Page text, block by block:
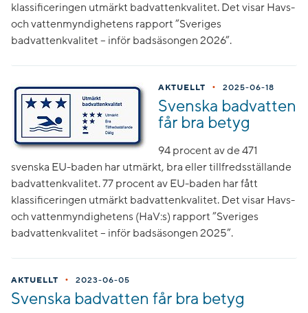
klassificeringen utmärkt badvattenkvalitet. Det visar Havs-
och vattenmyndighetens rapport ”Sveriges
badvattenkvalitet – inför badsäsongen 2026”.
AKTUELLT • 2025-06-18
Svenska badvatten
får bra betyg
94 procent av de 471
svenska EU-baden har utmärkt, bra eller tillfredsställande
badvattenkvalitet. 77 procent av EU-baden har fått
klassificeringen utmärkt badvattenkvalitet. Det visar Havs-
och vattenmyndighetens (HaV:s) rapport ”Sveriges
badvattenkvalitet – inför badsäsongen 2025”.
AKTUELLT • 2023-06-05
Svenska badvatten får bra betyg